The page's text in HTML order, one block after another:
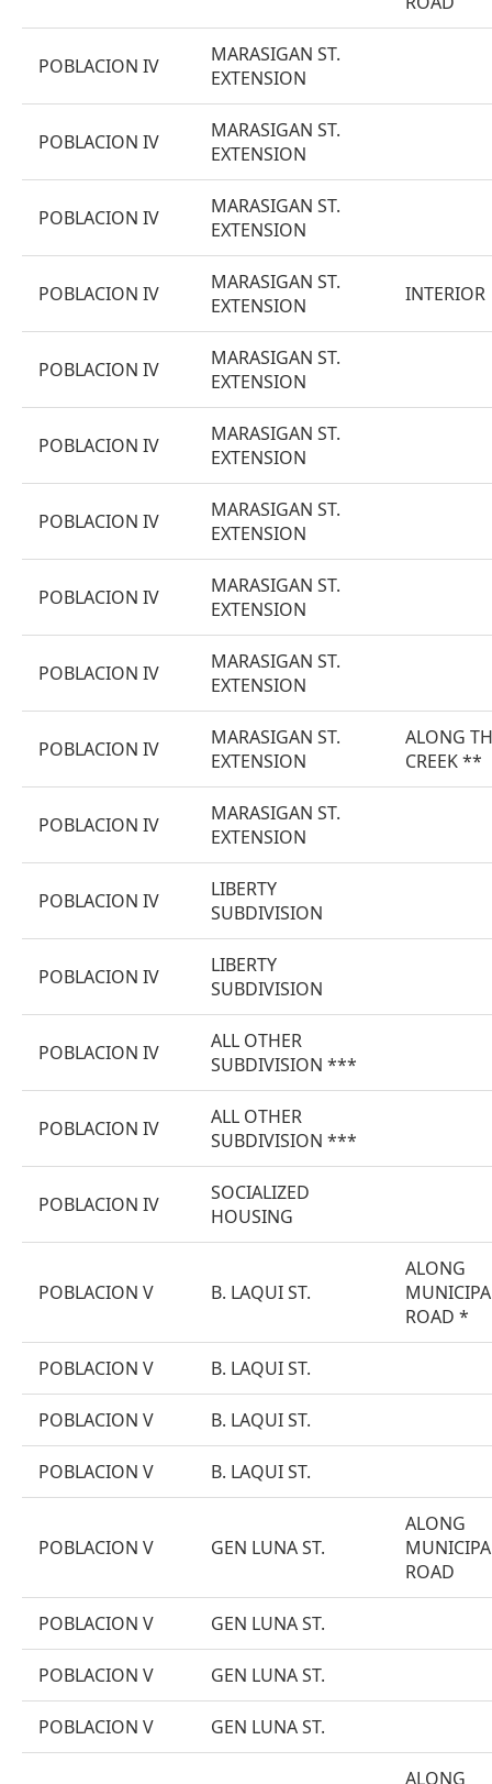
POBLACION IV
MARASIGAN ST.
EXTENSION
POBLACION IV
MARASIGAN ST.
EXTENSION
POBLACION IV
MARASIGAN ST.
EXTENSION
POBLACION IV
MARASIGAN ST.
EXTENSION
INTERIOR
POBLACION IV
MARASIGAN ST.
EXTENSION
POBLACION IV
MARASIGAN ST.
EXTENSION
POBLACION IV
MARASIGAN ST.
EXTENSION
POBLACION IV
MARASIGAN ST.
EXTENSION
POBLACION IV
MARASIGAN ST.
EXTENSION
POBLACION IV
MARASIGAN ST.
EXTENSION
ALONG
CREEK **
POBLACION IV
MARASIGAN ST.
EXTENSION
POBLACION IV
LIBERTY
SUBDIVISION
POBLACION IV
LIBERTY
SUBDIVISION
POBLACION IV
ALL OTHER
SUBDIVISION ***
POBLACION IV
ALL OTHER
SUBDIVISION ***
POBLACION IV
SOCIALIZED
HOUSING
POBLACION V B. LAQUI ST.
ALONG
ROAD *
POBLACION V B. LAQUI ST.
POBLACION V B. LAQUI ST.
POBLACION V B. LAQUI ST.
POBLACION V GEN LUNA ST.
ALONG
ROAD
POBLACION V GEN LUNA ST.
POBLACION V GEN LUNA ST.
POBLACION V GEN LUNA ST.
ALONG